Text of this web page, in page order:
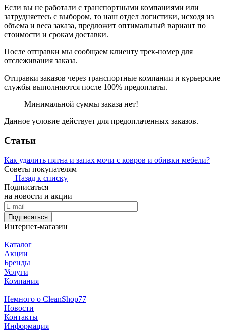
Если вы не работали с транспортными компаниями или
затрудняетесь с выбором, то наш отдел логистики, исходя из
объема и веса заказа, предложит оптимальный вариант по
стоимости и срокам доставки.
После отправки мы сообщаем клиенту трек-номер для
отслеживания заказа.
Отправки заказов через транспортные компании и курьерские
службы выполняются после 100% предоплаты.
Минимальной суммы заказа нет!
Данное условие действует для предоплаченных заказов.
Статьи
Как удалить пятна и запах мочи с ковров и обивки мебели?
Советы покупателям
Назад к списку
Подписаться
на новости и акции
Подписаться
Интернет-магазин
Каталог
Акции
Бренды
Услуги
Компания
Немного о CleanShop77
Новости
Контакты
Информация